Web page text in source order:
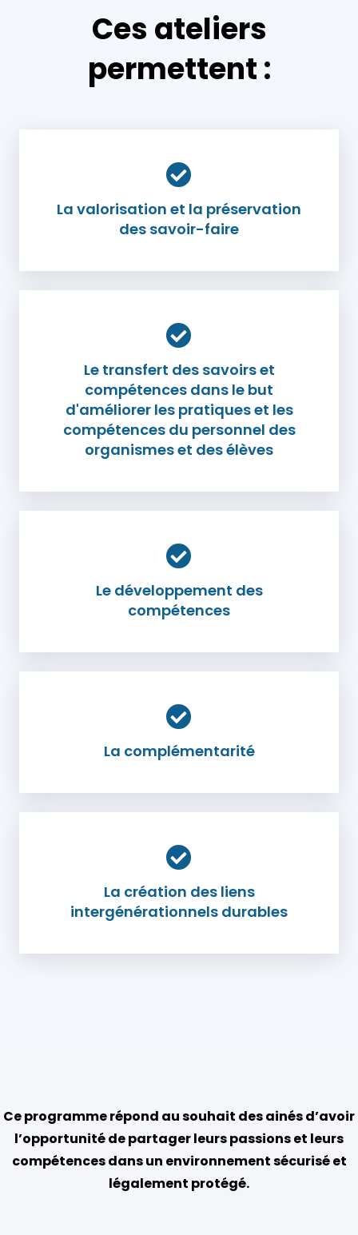
Ces ateliers
permettent :
La valorisation et la préservation
des savoir-faire
Le transfert des savoirs et
compétences dans le but
d'améliorer les pratiques et les
compétences du personnel des
organismes et des élèves
Le développement des
compétences
La complémentarité
La création des liens
intergénérationnels durables
Ce programme répond au souhait des ainés d’avoir
l’opportunité de partager leurs passions et leurs
compétences dans un environnement sécurisé et
légalement protégé.